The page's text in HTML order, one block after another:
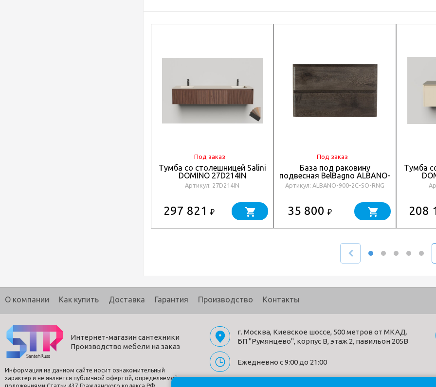
Под заказ
Тумба со столешницей Salini
DOMINO 27D214IN
Артикул: 27D214IN
297 821 ₽
Под заказ
База под раковину
подвесная BelBagno ALBANO-
900-2C-SO-RNG
Артикул: ALBANO-900-2C-SO-RNG
35 800 ₽
Тумба
208
О компании Как купить Доставка Гарантия Производство Контакты
Интернет-магазин сантехники
Производство мебели на заказ
Информация на данном сайте носит ознакомительный
характер и не является публичной офертой, определяемой
г. Москва, Киевское шоссе, 500 метров от МКАД.
БП "Румянцево", корпус В, этаж 2, павильон 205В
Ежедневно с 9:00 до 21:00